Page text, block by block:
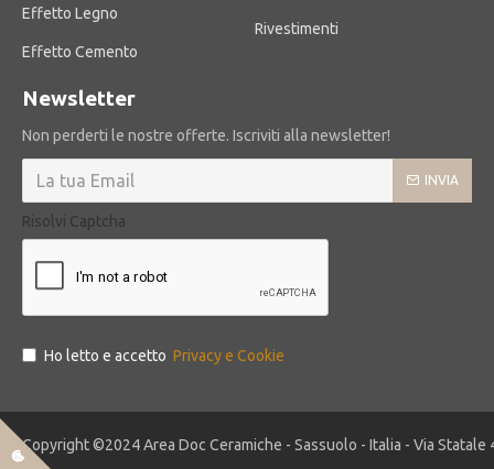
Effetto Legno
Effetto Cemento
Rivestimenti
Newsletter
Non perderti le nostre offerte. Iscriviti alla newsletter!
INVIA
Risolvi Captcha
Ho letto e accetto Privacy e Cookie
Copyright ©2024 Area Doc Ceramiche - Sassuolo - Italia - Via